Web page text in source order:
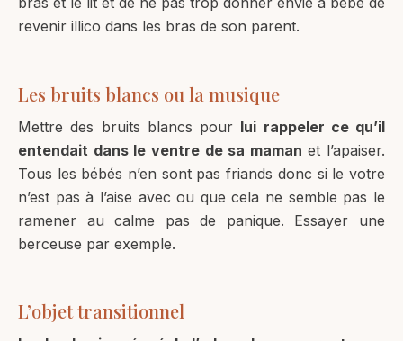
revenir illico dans les bras de son parent.
Les bruits blancs ou la musique
Mettre des bruits blancs pour lui rappeler ce qu’il
entendait dans le ventre de sa maman et l’apaiser.
Tous les bébés n’en sont pas friands donc si le votre
n’est pas à l’aise avec ou que cela ne semble pas le
ramener au calme pas de panique. Essayer une
berceuse par exemple.
L’objet transitionnel